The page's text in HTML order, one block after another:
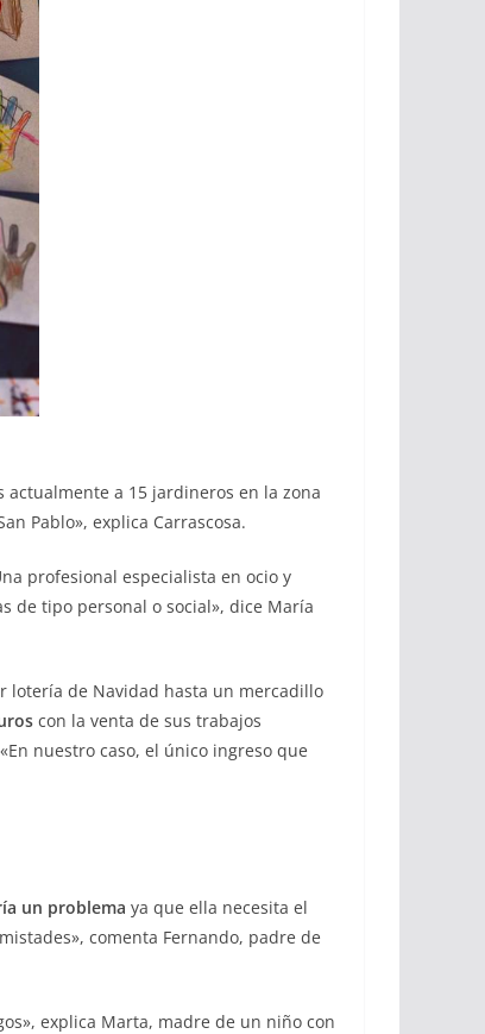
a 15 jardineros en la zona
Pablo», explica Carrascosa.
profesional especialista en ocio y
de tipo personal o social», dice María
lotería de Navidad hasta un mercadillo
con la venta de sus trabajos
nuestro caso, el único ingreso que
un problema ya que ella necesita el
comenta Fernando, padre de
explica Marta, madre de un niño con